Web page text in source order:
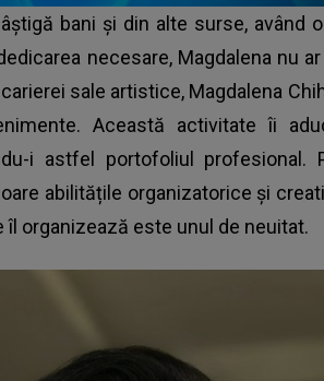
bani și din alte surse, având
necesare, Magdalena nu
sale artistice, Magdalena
Această activitate îi
i astfel portofoliul profesional.
abilitățile organizatorice și
organizează este unul de neuitat.